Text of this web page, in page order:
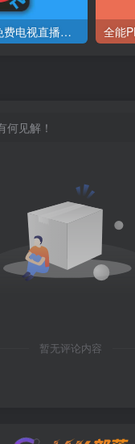
耐看TV 国内外免费电视直播软件 v1.0.6
何见解！
暂无评论内容